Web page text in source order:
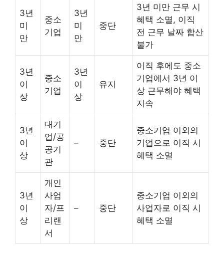
3년
미
만
중소
기업
3년
미
만
중단
3년 미만 근무 시
혜택 소멸, 이직
전 근무 날짜 합산
불가
3년
이
상
중소
기업
3년
이
상
유지
이직 후에도 중소
기업에서 3년 이
상 근무해야 혜택
지속
3년
이
상
대기
업/공
공기
관
– 중단
중소기업 이외의
기업으로 이직 시
혜택 소멸
3년
이
상
개인
사업
자/프
리랜
서
– 중단
중소기업 이외의
사업자로 이직 시
혜택 소멸